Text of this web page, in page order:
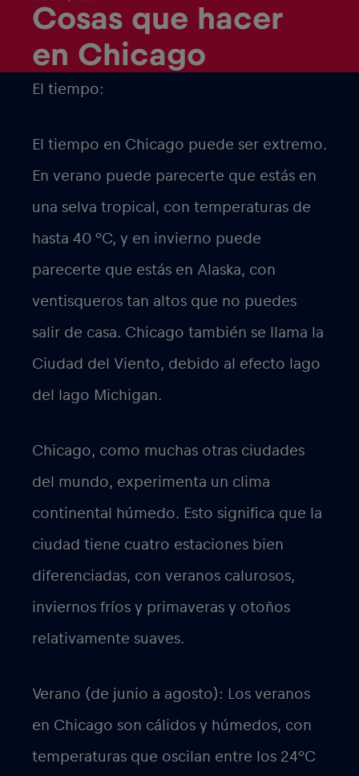
Cosas que hacer
en Chicago
El tiempo:
El tiempo en Chicago puede ser extremo.
En verano puede parecerte que estás en
una selva tropical, con temperaturas de
hasta 40 °C, y en invierno puede
parecerte que estás en Alaska, con
ventisqueros tan altos que no puedes
salir de casa. Chicago también se llama la
Ciudad del Viento, debido al efecto lago
del lago Michigan.
Chicago, como muchas otras ciudades
del mundo, experimenta un clima
continental húmedo. Esto significa que la
ciudad tiene cuatro estaciones bien
diferenciadas, con veranos calurosos,
inviernos fríos y primaveras y otoños
relativamente suaves.
Verano (de junio a agosto): Los veranos
en Chicago son cálidos y húmedos, con
temperaturas que oscilan entre los 24°C